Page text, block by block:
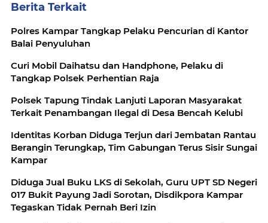
Berita Terkait
Polres Kampar Tangkap Pelaku Pencurian di Kantor
Balai Penyuluhan
Curi Mobil Daihatsu dan Handphone, Pelaku di
Tangkap Polsek Perhentian Raja
Polsek Tapung Tindak Lanjuti Laporan Masyarakat
Terkait Penambangan Ilegal di Desa Bencah Kelubi
Identitas Korban Diduga Terjun dari Jembatan Rantau
Berangin Terungkap, Tim Gabungan Terus Sisir Sungai
Kampar
Diduga Jual Buku LKS di Sekolah, Guru UPT SD Negeri
017 Bukit Payung Jadi Sorotan, Disdikpora Kampar
Tegaskan Tidak Pernah Beri Izin